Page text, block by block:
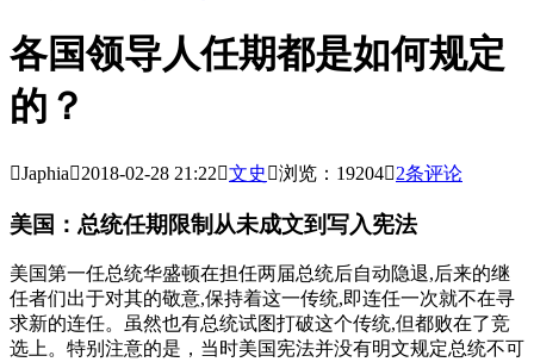
各国领导人任期都是如何规定
的？
Japhia2018-02-28 21:22文史 浏览：192042条评论
美国：总统任期限制从未成文到写入宪法
美国第一任总统华盛顿在担任两届总统后自动隐退,后来的继
任者们出于对其的敬意,保持着这一传统,即连任一次就不在寻
求新的连任。虽然也有总统试图打破这个传统,但都败在了竞
选上。特别注意的是，当时美国宪法并没有明文规定总统不可